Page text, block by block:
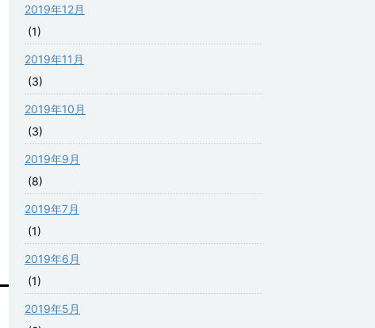
2019年12月
(1)
2019年11月
(3)
2019年10月
(3)
2019年9月
(8)
2019年7月
(1)
2019年6月
(1)
2019年5月